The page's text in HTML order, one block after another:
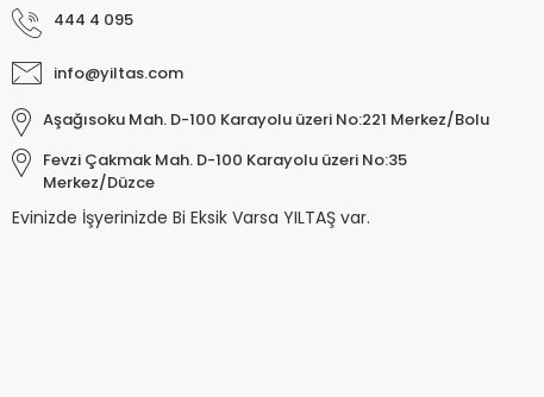
444 4 095
info@yiltas.com
Aşağısoku Mah. D-100 Karayolu üzeri No:221 Merkez/Bolu
Fevzi Çakmak Mah. D-100 Karayolu üzeri No:35
Merkez/Düzce
Evinizde İşyerinizde Bi Eksik Varsa YILTAŞ var.